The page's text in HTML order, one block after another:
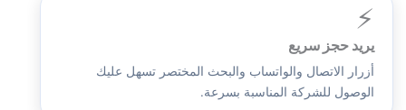
⚡
يريد حجز سريع
أزرار الاتصال والواتساب والبحث المختصر تسهل عليك
الوصول للشركة المناسبة بسرعة.